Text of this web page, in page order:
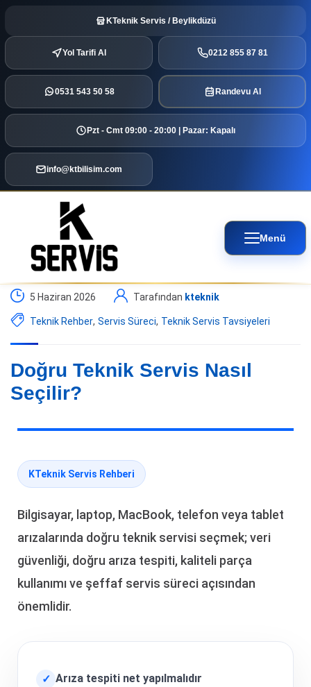
KTeknik Servis / Beylikdüzü
Yol Tarifi Al 0212 855 87 81
0531 543 50 58 Randevu Al
Pzt - Cmt 09:00 - 20:00 | Pazar: Kapalı
info@ktbilisim.com
Menü
5 Haziran 2026 Tarafından kteknik
Teknik Rehber, Servis Süreci, Teknik Servis Tavsiyeleri
Doğru Teknik Servis Nasıl
Seçilir?
KTeknik Servis Rehberi
Bilgisayar, laptop, MacBook, telefon veya tablet
arızalarında doğru teknik servisi seçmek; veri
güvenliği, doğru arıza tespiti, kaliteli parça
kullanımı ve şeffaf servis süreci açısından
önemlidir.
✓ Arıza tespiti net yapılmalıdır